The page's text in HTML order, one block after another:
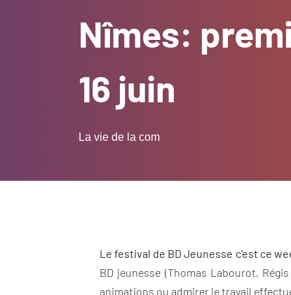
Nîmes:
16 juin
La vie de la com
Le festival de BD Jeunesse c’est ce
BD jeunesse (Thomas Labourot,
animations ou admirer le travail